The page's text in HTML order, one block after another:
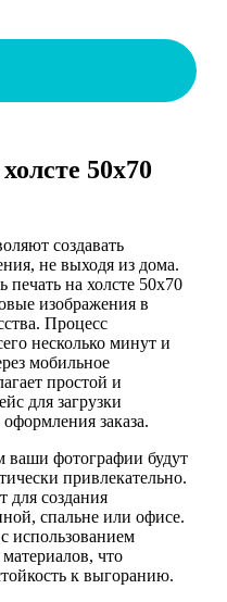
50х70
создавать
не выходя из дома.
печать на холсте 50х70
изображения в
Процесс
несколько минут и
мобильное
простой и
для загрузки
заказа.
ваши фотографии будут
привлекательно.
для создания
спальне или офисе.
использованием
что
к выгоранию.